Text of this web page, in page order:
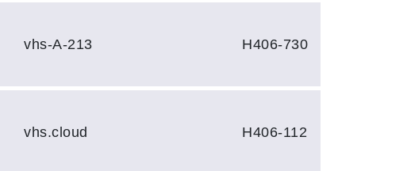
vhs-A-213 H406-730
vhs.cloud H406-112